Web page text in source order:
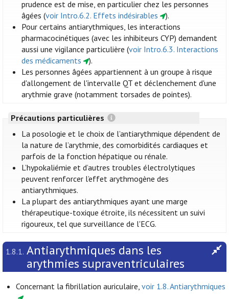
prudence est de mise, en particulier chez les personnes
âgées (voir Intro.6.2. Effets indésirables
).
Pour certains antiarythmiques, les interactions
pharmacocinétiques (avec les inhibiteurs CYP) demandent
aussi une vigilance particulière (voir Intro.6.3. Interactions
des médicaments
).
Les personnes âgées appartiennent à un groupe à risque
d'allongement de l'intervalle QT et déclenchement d'une
arythmie grave (notamment torsades de pointes).
Précautions particulières
La posologie et le choix de l’antiarythmique dépendent de
la nature de l’arythmie, des comorbidités cardiaques et
parfois de la fonction hépatique ou rénale.
L’hypokaliémie et d’autres troubles électrolytiques
peuvent renforcer l’effet arythmogène des
antiarythmiques.
La plupart des antiarythmiques ayant une marge
thérapeutique-toxique étroite, ils nécessitent un suivi
rigoureux, tel que surveillance de l'ECG.
1.8.1. Antiarythmiques dans les
arythmies supraventriculaires
Concernant la fibrillation auriculaire,voir 1.8. Antiarythmiques